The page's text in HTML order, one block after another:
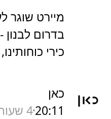
מיירט שוגר
בדרום
כירי
כאן
20:114 שעות